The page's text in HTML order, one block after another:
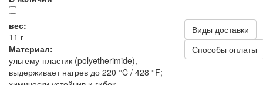
вес:
11 г
Материал:
ультему-пластик (polyetherimide),
выдерживает нагрев до 220 °C / 428 °F;
Виды доставки
Способы оплаты